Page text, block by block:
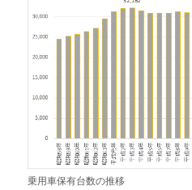
乗用車保有台数の推移